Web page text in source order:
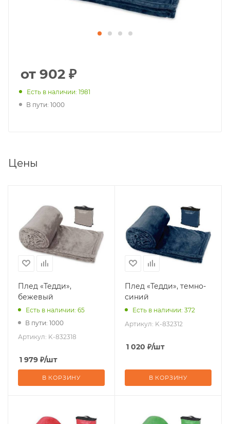
от 902 ₽
Есть в наличии: 1981
В пути: 1000
Цены
Плед «Тедди»,
бежевый
Есть в наличии: 65
В пути: 1000
Артикул: K-832318
1 979 ₽/шт
В КОРЗИНУ
Плед «Тедди», темно-
синий
Есть в наличии: 372
Артикул: K-832312
1 020 ₽/шт
В КОРЗИНУ